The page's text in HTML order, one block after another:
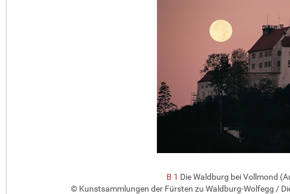
B 1 Die Waldburg bei Vollmond
© Kunstsammlungen der Fürsten zu Waldburg-Wolfegg /